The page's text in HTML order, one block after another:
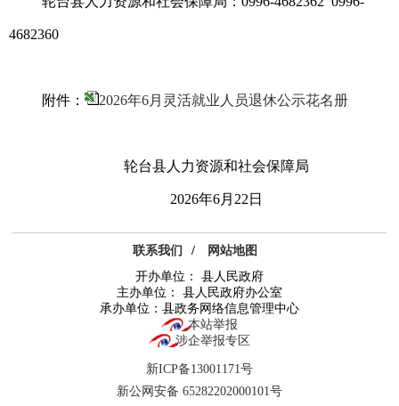
4682360
附件： 2026年6月灵活就业人员退休公示花名册
轮台县人力资源和社会保障局
2026年6月22日
联系我们 /
网站地图
开办单位： 县人民政府
主办单位： 县人民政府办公室
承办单位：县政务网络信息管理中心
本站举报
涉企举报专区
新ICP备13001171号
新公网安备 65282202000101号